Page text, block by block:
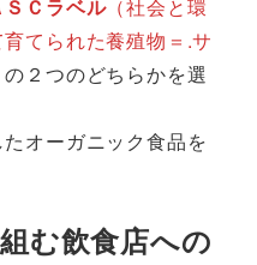
ＳＣラベル（社会と環
てられた養殖物＝.サ
の２つのどちらかを選
オーガニック食品を
む飲食店への